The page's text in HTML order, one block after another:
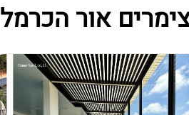
אור הכרמל